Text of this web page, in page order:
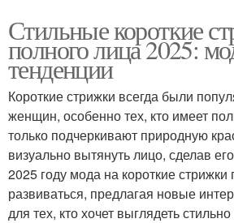
Стильные короткие
полного лица 2025:
тенденции
Короткие стрижки всегда были
женщин, особенно тех, кто имеет
только подчеркивают природную
визуально вытянуть лицо, сделав
2025 году мода на короткие
развиваться, предлагая новые
для тех, кто хочет выглядеть